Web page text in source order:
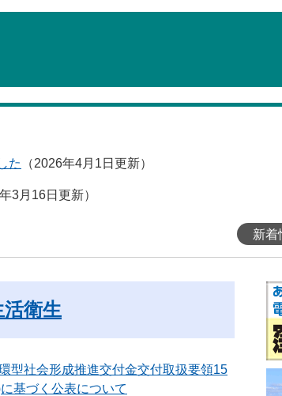
た 2026年4月1日更新
3月16日更新
新着
活衛生
型社会形成推進交付金交付取扱要領15
基づく公表について